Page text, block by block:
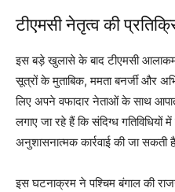
टीएमसी नेतृत्व की
इस बड़े खुलासे के बाद टीएमसी
सूत्रों के मुताबिक, ममता बनर्जी और
लिए अपने वफादार नेताओं के साथ
लगाए जा रहे हैं कि संदिग्ध गतिविधियों
अनुशासनात्मक कार्रवाई की जा सकती
इस घटनाक्रम ने पश्चिम बंगाल की